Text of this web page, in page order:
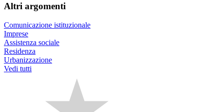
Altri argomenti
Comunicazione istituzionale
Imprese
Assistenza sociale
Residenza
Urbanizzazione
Vedi tutti